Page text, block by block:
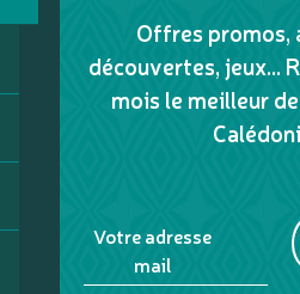
Offres promos,
découvertes, jeux...
mois le meilleur
Votre adresse
mail